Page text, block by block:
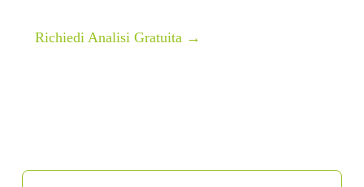
Richiedi Analisi Gratuita →